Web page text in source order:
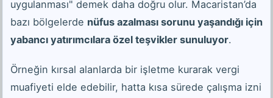
uygulanması" demek daha doğru olur. Macaristan’da
bazı bölgelerde nüfus azalması sorunu yaşandığı için
yabancı yatırımcılara özel teşvikler sunuluyor.
Örneğin kırsal alanlarda bir işletme kurarak vergi
muafiyeti elde edebilir, hatta kısa sürede çalışma izni